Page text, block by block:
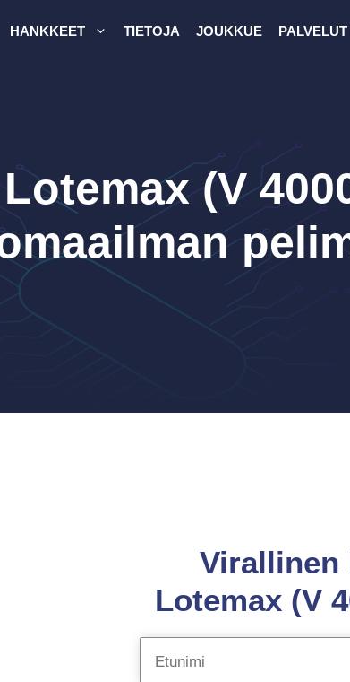
HANKKEET TIETOJA JOUKKUE PALVELUT
(V
Virallinen
Lotemax (V